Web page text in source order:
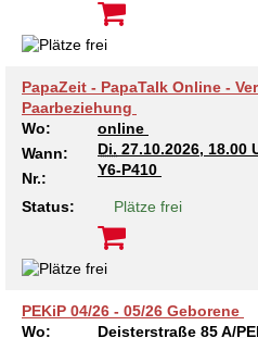
PapaZeit - PapaTalk Online -
Paarbeziehung
Wo:
online
Wann:
Di. 27.10.2026, 18.00
Nr.:
Y6-P410
Status: Plätze frei
PEKiP 04/26 - 05/26 Geborene
Wo:
Deisterstraße 85 A/